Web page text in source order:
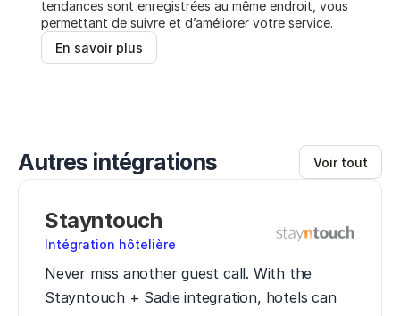
tendances sont enregistrées au même endroit, vous
permettant de suivre et d’améliorer votre service.
En savoir plus
Autres intégrations Voir tout
Stayntouch
Intégration hôtelière
Never miss another guest call. With the
Stayntouch + Sadie integration, hotels can